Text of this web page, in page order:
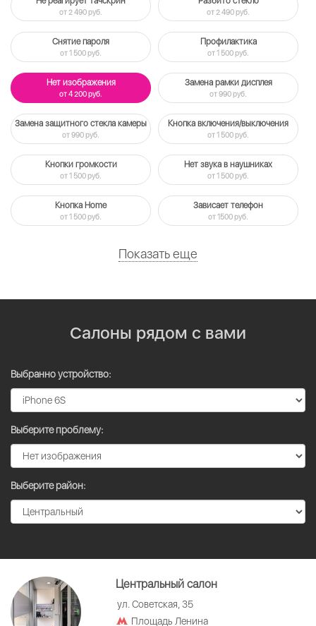
от 2 490 руб. от 2 490 руб.
Снятие пароля
от 1 500 руб.
Профилактика
от 1 500 руб.
Нет изображения
от 4 200 руб.
Замена рамки дисплея
от 990 руб.
Замена защитного стекла камеры
от 990 руб.
Кнопка включения/выключения
от 1 500 руб.
Кнопки громкости
от 1 500 руб.
Нет звука в наушниках
от 1 500 руб.
Кнопка Home
от 1 500 руб.
Зависает телефон
от 1500 руб.
Показать еще
Салоны рядом с вами
Выбранно устройство:
Выберите проблему:
Выберите район:
Центральный салон
ул. Советская, 35
Площадь Ленина